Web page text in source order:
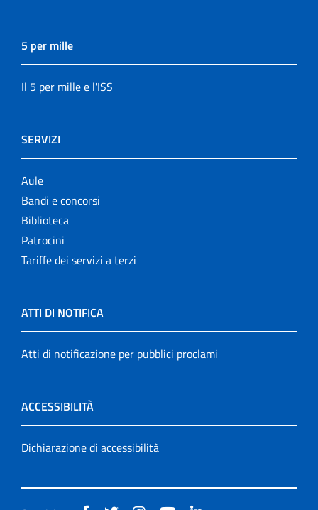
5 per mille
Il 5 per mille e l'ISS
SERVIZI
Aule
Bandi e concorsi
Biblioteca
Patrocini
Tariffe dei servizi a terzi
ATTI DI NOTIFICA
Atti di notificazione per pubblici proclami
ACCESSIBILITÀ
Dichiarazione di accessibilità